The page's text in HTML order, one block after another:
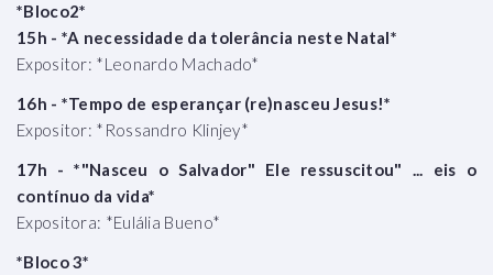
*Bloco2*
15h - *A necessidade da tolerância neste Natal*
Expositor: *Leonardo Machado*
16h - *Tempo de esperançar (re)nasceu Jesus!*
Expositor: *Rossandro Klinjey*
17h - *"Nasceu o Salvador" Ele ressuscitou" ... eis o
contínuo da vida*
Expositora: *Eulália Bueno*
*Bloco 3*